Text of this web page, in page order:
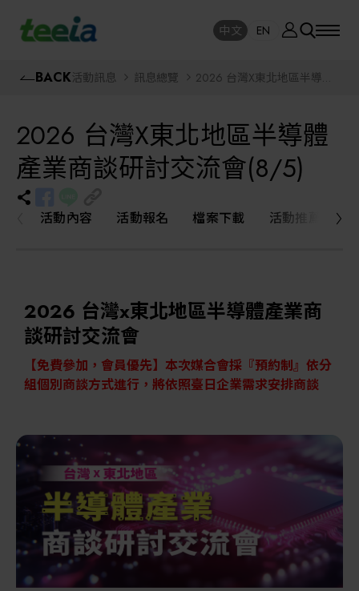
中文 EN
BACK活動訊息 訊息總覽
2026 台灣X東北地區半導體
2026 台灣X東北地區半導體
產業商談研討交流會(8/5)
活動內容 活動報名 檔案下載 活動推薦
2026 台灣x東北地區半導體產業商
談研討交流會
【免費參加，會員優先】本次媒合會採『預約制』依分
組個別商談方式進行，將依照臺日企業需求安排商談
中文 EN
活動訊息
課程研討
展覽資訊
解決方案
廠商資訊
資訊下載
廠商資訊
半導體設備
封測/測試設備
關鍵模組/設備零組件材料加工與服務
智慧醫療
顯示/光電設備
Micro LED/LED
高科技廠房設施與廠務系統